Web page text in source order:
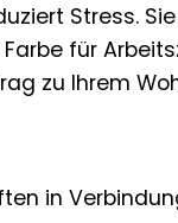
Stress.
für
zu Ihrem
in